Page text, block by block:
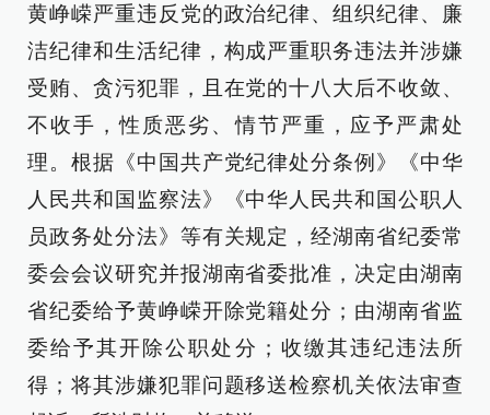
黄峥嵘严重违反党的政治纪律、组织纪律、廉
洁纪律和生活纪律，构成严重职务违法并涉嫌
受贿、贪污犯罪，且在党的十八大后不收敛、
不收手，性质恶劣、情节严重，应予严肃处
理。根据《中国共产党纪律处分条例》《中华
人民共和国监察法》《中华人民共和国公职人
员政务处分法》等有关规定，经湖南省纪委常
委会会议研究并报湖南省委批准，决定由湖南
省纪委给予黄峥嵘开除党籍处分；由湖南省监
委给予其开除公职处分；收缴其违纪违法所
得；将其涉嫌犯罪问题移送检察机关依法审查